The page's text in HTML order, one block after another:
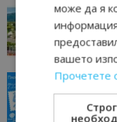
отвъд
Петрич
може да я
вашето
Прочетете